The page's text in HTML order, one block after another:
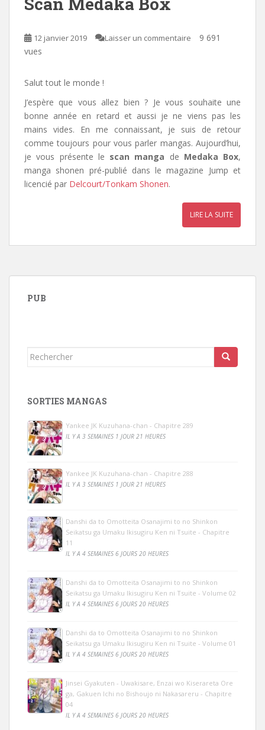
12 janvier 2019 Laisser un commentaire
9 691
vues
Salut tout le monde !
J’espère que vous allez bien ? Je vous souhaite une
bonne année en retard et aussi je ne viens pas les
mains vides. En me connaissant, je suis de retour
comme toujours pour vous parler mangas. Aujourd’hui,
je vous présente le scan manga de Medaka Box,
manga shonen pré-publié dans le magazine Jump et
licencié par Delcourt/Tonkam Shonen.
LIRE LA SUITE
PUB
Rechercher...
SORTIES MANGAS
Yankee JK Kuzuhana-chan - Chapitre 289
IL Y A 3 SEMAINES 1 JOUR 21 HEURES
Yankee JK Kuzuhana-chan - Chapitre 288
IL Y A 3 SEMAINES 1 JOUR 21 HEURES
Danshi da to Omotteita Osanajimi to no Shinkon
Seikatsu ga Umaku Ikisugiru Ken ni Tsuite - Chapitre
11
IL Y A 4 SEMAINES 6 JOURS 20 HEURES
Danshi da to Omotteita Osanajimi to no Shinkon
Seikatsu ga Umaku Ikisugiru Ken ni Tsuite - Volume 02
IL Y A 4 SEMAINES 6 JOURS 20 HEURES
Danshi da to Omotteita Osanajimi to no Shinkon
Seikatsu ga Umaku Ikisugiru Ken ni Tsuite - Volume 01
IL Y A 4 SEMAINES 6 JOURS 20 HEURES
Jinsei Gyakuten - Uwakisare, Enzai wo Kiserareta Ore
ga, Gakuen Ichi no Bishoujo ni Nakasareru - Chapitre
04
IL Y A 4 SEMAINES 6 JOURS 20 HEURES